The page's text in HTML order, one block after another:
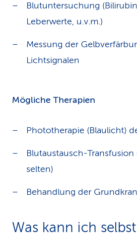
Blutuntersuchung
Leberwerte, u.v.m.)
Messung der
Lichtsignalen
Mögliche Therapien
Phototherapie (Blaulicht)
Blutaustausch-Transfusion
selten)
Behandlung der
Was kann ich